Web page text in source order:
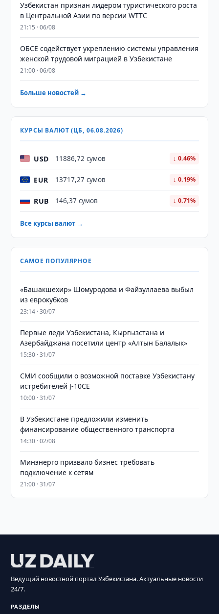
Узбекистан признан лидером туристического роста
в Центральной Азии по версии WTTC
21:15 · 06/08
ОБСЕ содействует укреплению системы управления
женской трудовой миграцией в Узбекистане
21:00 · 06/08
Больше новостей →
КУРСЫ ВАЛЮТ (ЦБ, 06.08.2026)
USD 11886,72 сумов ↓ 0.46%
EUR 13717,27 сумов ↓ 0.19%
RUB 146,37 сумов ↓ 0.71%
Все курсы валют →
САМОЕ ПОПУЛЯРНОЕ
«Башакшехир» Шомуродова и Файзуллаева выбыл
из еврокубков
23:14 · 30/07
Первые леди Узбекистана, Кыргызстана и
Азербайджана посетили центр «Алтын Балалык»
15:30 · 31/07
СМИ сообщили о возможной поставке Узбекистану
истребителей J-10CE
10:00 · 31/07
В Узбекистане предложили изменить
финансирование общественного транспорта
14:30 · 02/08
Минэнерго призвало бизнес требовать
подключение к сетям
21:00 · 31/07
Ведущий новостной портал Узбекистана. Актуальные новости
24/7.
РАЗДЕЛЫ